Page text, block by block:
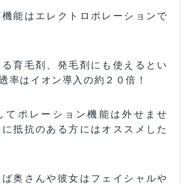
能はエレクトロポレーションで
育毛剤、発毛剤にも使えるとい
率はイオン導入の約２０倍！
てポレーション機能は外せませ
抵抗のある方にはオススメした
奥さんや彼女はフェイシャルや